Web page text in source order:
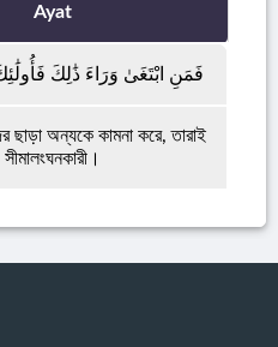
Ayat
فَمَنِ ابْتَغَىٰ وَرَاءَ ذَٰلِكَ
ছাড়া অন্যকে কামনা করে, তারাই
সীমালংঘনকারী।